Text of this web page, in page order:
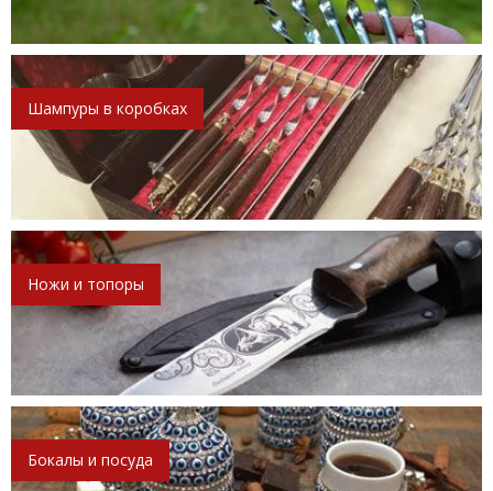
Шампуры в коробках
Ножи и топоры
Бокалы и посуда